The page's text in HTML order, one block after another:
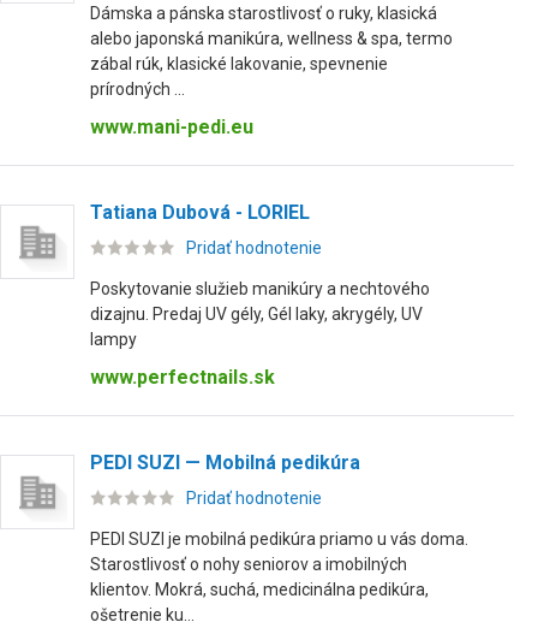
Dámska a pánska starostlivosť o ruky, klasická
alebo japonská manikúra, wellness & spa, termo
zábal rúk, klasické lakovanie, spevnenie
prírodných ...
www.mani-pedi.eu
Tatiana Dubová - LORIEL
Pridať hodnotenie
Poskytovanie služieb manikúry a nechtového
dizajnu. Predaj UV gély, Gél laky, akrygély, UV
lampy
www.perfectnails.sk
PEDI SUZI — Mobilná pedikúra
Pridať hodnotenie
PEDI SUZI je mobilná pedikúra priamo u vás doma.
Starostlivosť o nohy seniorov a imobilných
klientov. Mokrá, suchá, medicinálna pedikúra,
ošetrenie ku...